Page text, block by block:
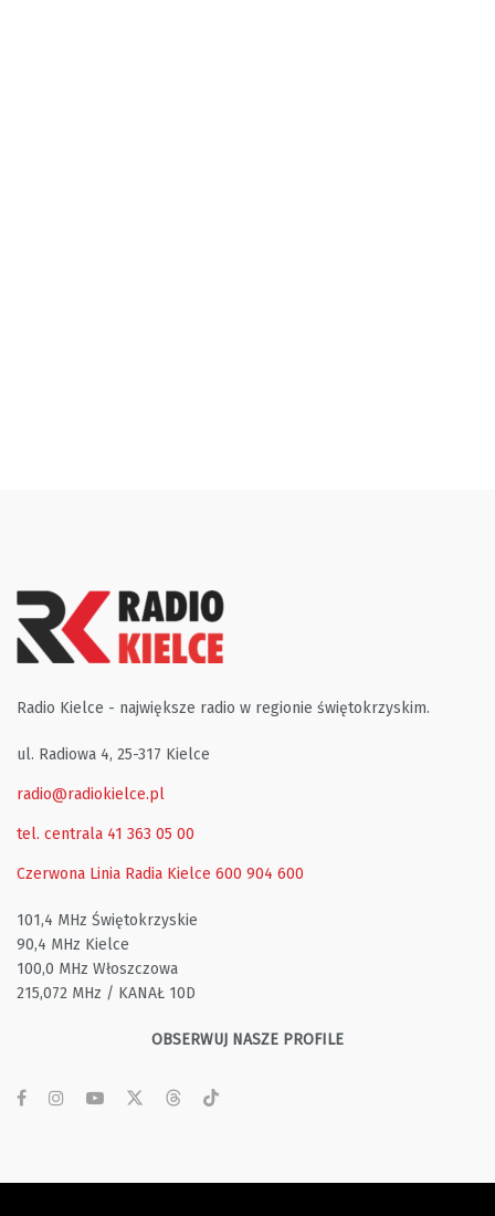
Radio Kielce - największe radio w regionie świętokrzyskim.
ul. Radiowa 4, 25-317 Kielce
radio@radiokielce.pl
tel. centrala 41 363 05 00
Czerwona Linia Radia Kielce 600 904 600
101,4 MHz Świętokrzyskie
90,4 MHz Kielce
100,0 MHz Włoszczowa
215,072 MHz / KANAŁ 10D
OBSERWUJ NASZE PROFILE